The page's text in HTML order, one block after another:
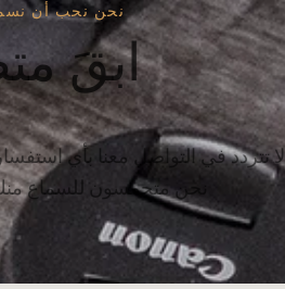
نحن نحب أن
ابقَ
لا تتردد في التواصل معنا بأي
نحن متحمسون للسماع